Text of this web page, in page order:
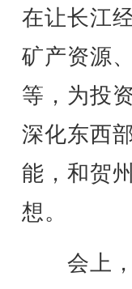
在让长江
矿产资源
等，为投
深化东西
能，和贺
想。
会上，